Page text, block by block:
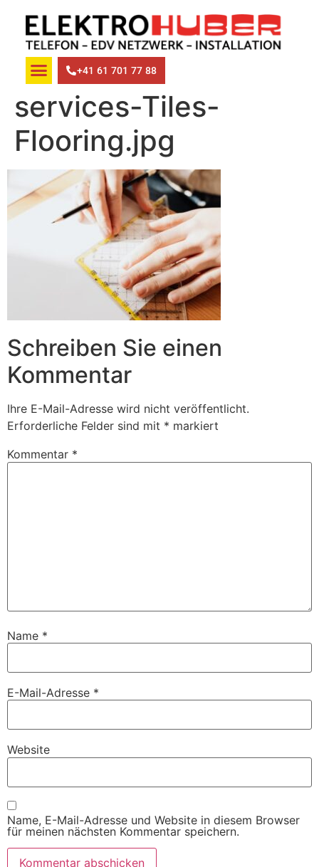
+41 61 701 77 88
services-Tiles-
Flooring.jpg
Schreiben Sie einen
Kommentar
Ihre E-Mail-Adresse wird nicht veröffentlicht.
Erforderliche Felder sind mit * markiert
Kommentar *
Name *
E-Mail-Adresse *
Website
Name, E-Mail-Adresse und Website in diesem Browser
für meinen nächsten Kommentar speichern.